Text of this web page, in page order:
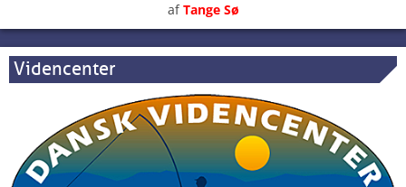
afTange Sø
Videncenter